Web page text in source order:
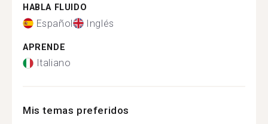
HABLA FLUIDO
Español Inglés
APRENDE
Italiano
Mis temas preferidos